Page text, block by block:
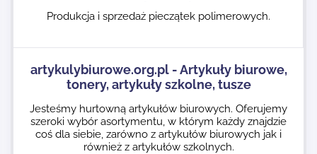
Produkcja i sprzedaż pieczątek polimerowych.
artykulybiurowe.org.pl - Artykuły biurowe,
tonery, artykuły szkolne, tusze
Jesteśmy hurtowną artykułów biurowych. Oferujemy
szeroki wybór asortymentu, w którym każdy znajdzie
coś dla siebie, zarówno z artykułów biurowych jak i
również z artykułów szkolnych.